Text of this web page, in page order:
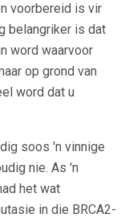
voorbereid is vir
belangriker is dat
word waarvoor
op grond van
word dat u
soos 'n vinnige
nie. As 'n
het wat
in die BRCA2-